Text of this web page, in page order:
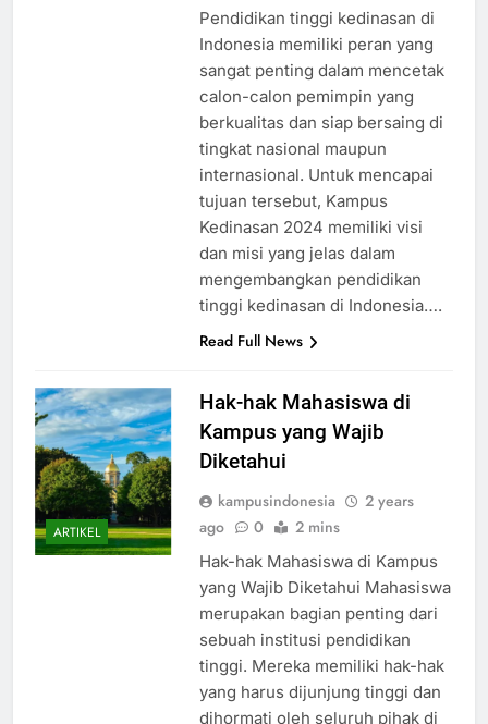
Kedinasan di Indonesia
Pendidikan tinggi kedinasan di
Indonesia memiliki peran yang
sangat penting dalam mencetak
calon-calon pemimpin yang
berkualitas dan siap bersaing di
tingkat nasional maupun
internasional. Untuk mencapai
tujuan tersebut, Kampus
Kedinasan 2024 memiliki visi
dan misi yang jelas dalam
mengembangkan pendidikan
ARTIKEL
Hak-hak Mahasiswa di
Kampus yang Wajib
kampusindonesia
Hak-hak Mahasiswa di Kampus
yang Wajib Diketahui Mahasiswa
merupakan bagian penting dari
sebuah institusi pendidikan
tinggi. Mereka memiliki hak-hak
yang harus dijunjung tinggi dan